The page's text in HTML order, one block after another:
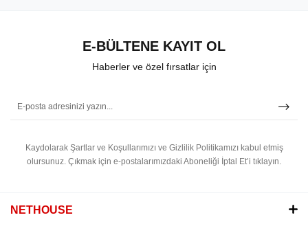
E-BÜLTENE KAYIT OL
Haberler ve özel fırsatlar için
Kaydolarak Şartlar ve Koşullarımızı ve Gizlilik Politikamızı kabul etmiş
olursunuz. Çıkmak için e-postalarımızdaki Aboneliği İptal Et’i tıklayın.
NETHOUSE